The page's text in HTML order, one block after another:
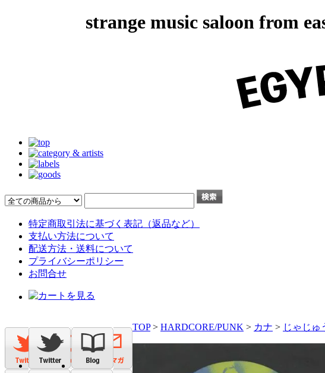
strange music saloon from
特定商取引法に基づく表記（返品など）
支払い方法について
配送方法・送料について
プライバシーポリシー
お問合せ
TOP> HARDCORE/PUNK > カナ > じゃじゅ